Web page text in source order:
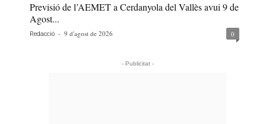
Previsió de l’AEMET a Cerdanyola del Vallès avui 9 de
Agost...
Redacció - 9 d'agost de 2026 0
- Publicitat -